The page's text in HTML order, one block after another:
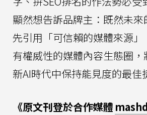
顯然想告訴品牌主：既然未來
先引用「可信賴的媒體來源
有權威性的媒體內容生態圈
新AI時代中保持能見度的最佳
《原文刊登於合作媒體